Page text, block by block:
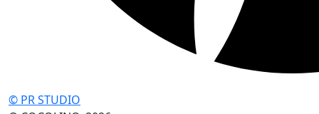
© PR STUDIO